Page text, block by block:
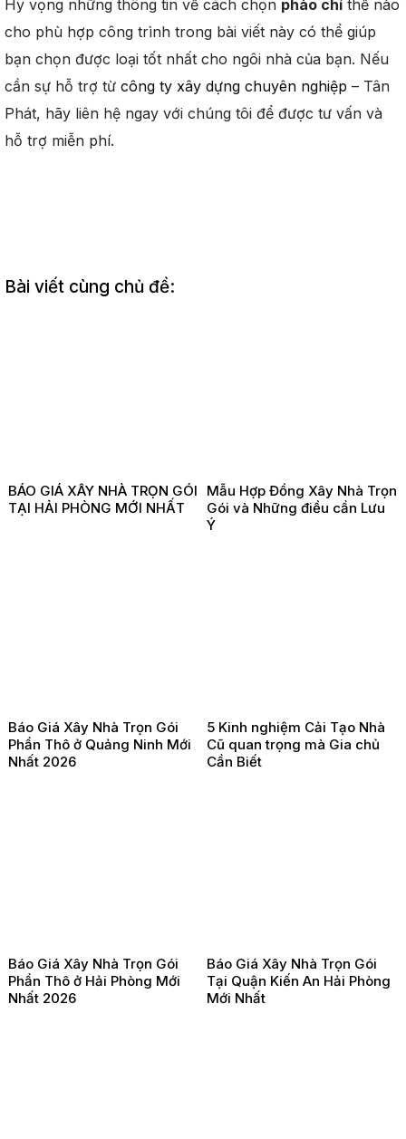
Hy vọng những thông tin về cách chọn phào chỉ thế nào
cho phù hợp công trình trong bài viết này có thể giúp
bạn chọn được loại tốt nhất cho ngôi nhà của bạn. Nếu
cần sự hỗ trợ từ công ty xây dựng chuyên nghiệp – Tân
Phát, hãy liên hệ ngay với chúng tôi để được tư vấn và
hỗ trợ miễn phí.
Bài viết cùng chủ đề:
BÁO GIÁ XÂY NHÀ TRỌN GÓI
TẠI HẢI PHÒNG MỚI NHẤT
Mẫu Hợp Đồng Xây Nhà Trọn
Gói và Những điều cần Lưu
Ý
Báo Giá Xây Nhà Trọn Gói
Phần Thô ở Quảng Ninh Mới
Nhất 2026
5 Kinh nghiệm Cải Tạo Nhà
Cũ quan trọng mà Gia chủ
Cần Biết
Báo Giá Xây Nhà Trọn Gói
Phần Thô ở Hải Phòng Mới
Nhất 2026
Báo Giá Xây Nhà Trọn Gói
Tại Quận Kiến An Hải Phòng
Mới Nhất